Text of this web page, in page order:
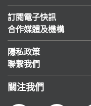
訂閱電子快訊
合作媒體及機構
隱私政策
聯繫我們
關注我們